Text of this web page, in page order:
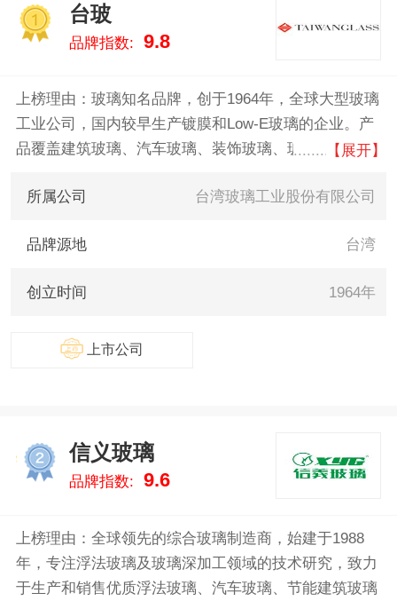
1
台玻
品牌指数: 9.8
上榜理由：玻璃知名品牌，创于1964年，全球大型玻璃
工业公司，国内较早生产镀膜和Low-E玻璃的企业。产
品覆盖建筑玻璃、汽车玻璃、装饰玻璃、玻璃纤维、玻
【展开】
所属公司 台湾玻璃工业股份有限公司
品牌源地 台湾
创立时间 1964年
上市公司
信义玻璃
品牌指数: 9.6
上榜理由：全球领先的综合玻璃制造商，始建于1988
年，专注浮法玻璃及玻璃深加工领域的技术研究，致力
于生产和销售优质浮法玻璃、汽车玻璃、节能建筑玻璃